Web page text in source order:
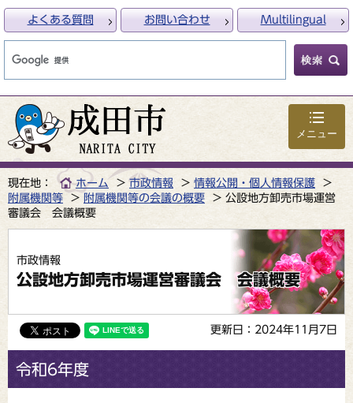
メニュー
よくある質問 お問い合わせ Multilingual
現在地： ホーム 市政情報
情報公開・個人情報保護
附属機関等
附属機関等の会議の概要
公設地方卸売市場運営
審議会 会議概要
市政情報
公設地方卸売市場運営審議会 会議概要
更新日：2024年11月7日
令和6年度